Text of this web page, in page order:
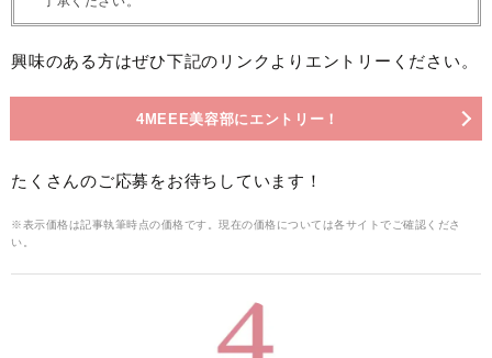
興味のある方はぜひ下記のリンクよりエントリーください。
4MEEE美容部にエントリー！
たくさんのご応募をお待ちしています！
※表示価格は記事執筆時点の価格です。現在の価格については各サイトでご確認くださ
い。